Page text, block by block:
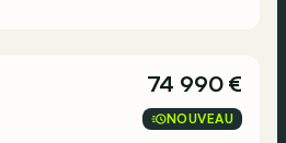
74 990 €
NOUVEAU